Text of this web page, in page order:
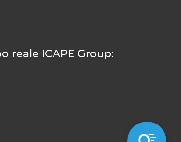
reale ICAPE Group: